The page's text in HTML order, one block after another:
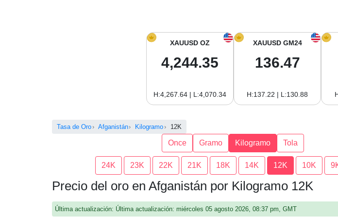
XAUUSD OZ
4,244.35
H:4,267.64 | L:4,070.34
XAUUSD GM24
136.47
H:137.22 | L:130.88
Tasa de Oro Afganistán Kilogramo 12K
Once Gramo Kilogramo Tola
24K 23K 22K 21K 18K 14K 12K 10K
Precio del oro en Afganistán por Kilogramo 12K
Última actualización: Última actualización: miércoles 05 agosto 2026, 08:37 pm, GMT